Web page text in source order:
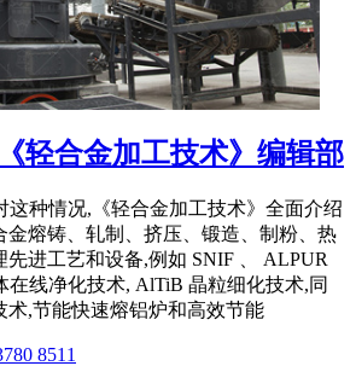
轻合金加工技术》编辑部
这种情况,《轻合金加工技术》全面介绍
金熔铸、轧制、挤压、锻造、制粉、热
先进工艺和设备,例如 SNIF 、 ALPUR
在线净化技术, AlTiB 晶粒细化技术,同
术,节能快速熔铝炉和高效节能
8511